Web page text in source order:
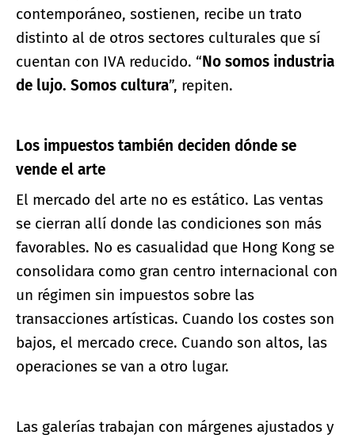
contemporáneo, sostienen, recibe un trato
distinto al de otros sectores culturales que sí
cuentan con IVA reducido. “No somos industria
de lujo. Somos cultura”, repiten.
Los impuestos también deciden dónde se
vende el arte
El mercado del arte no es estático. Las ventas
se cierran allí donde las condiciones son más
favorables. No es casualidad que Hong Kong se
consolidara como gran centro internacional con
un régimen sin impuestos sobre las
transacciones artísticas. Cuando los costes son
bajos, el mercado crece. Cuando son altos, las
operaciones se van a otro lugar.
Las galerías trabajan con márgenes ajustados y